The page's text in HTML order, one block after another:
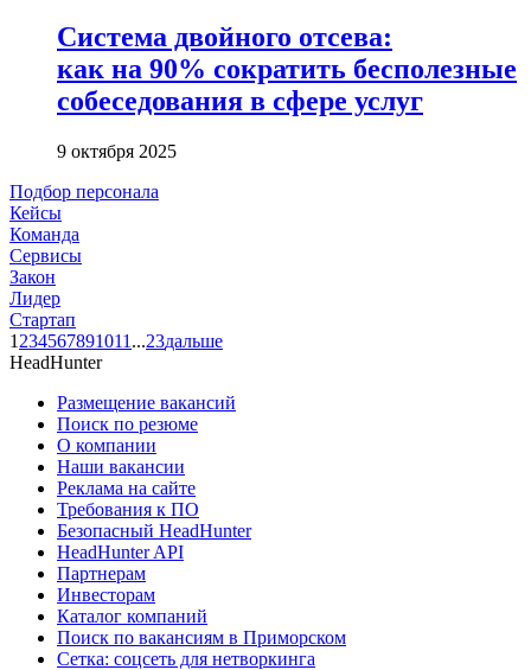
Система двойного отсева:
как на 90% сократить бесполезные
собеседования в сфере услуг
9 октября 2025
Подбор персонала
Кейсы
Команда
Сервисы
Закон
Лидер
Стартап
1 234567891011 ...23дальше
HeadHunter
Размещение вакансий
Поиск по резюме
О компании
Наши вакансии
Реклама на сайте
Требования к ПО
Безопасный HeadHunter
HeadHunter API
Партнерам
Инвесторам
Каталог компаний
Поиск по вакансиям в Приморском
Сетка: соцсеть для нетворкинга